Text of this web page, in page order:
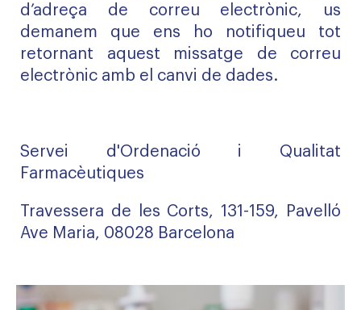
d’adreça de correu electrònic, us
demanem que ens ho notifiqueu tot
retornant aquest missatge de correu
electrònic amb el canvi de dades.
Servei d'Ordenació i Qualitat
Farmacèutiques
Travessera de les Corts, 131-159, Pavelló
Ave Maria, 08028 Barcelona